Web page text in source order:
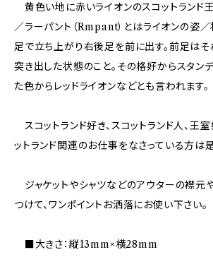
黄色い地に赤いライオンのスコットランド
／ラーパント（Rmpant）とはライオンの姿／
足で立ち上がり右後足を前に出す。前足は
突き出した状態のこと。その格好からスタンデ
た色からレッドライオンなどとも言われます。
スコットランド好き、スコットランド人、王室
ットランド関連のお仕事をなさっている方は
ジャケットやシャツなどのアウターの襟元
つけて、ワンポイントお洒落にお使い下さい。
■大きさ：縦13mm×横28mm